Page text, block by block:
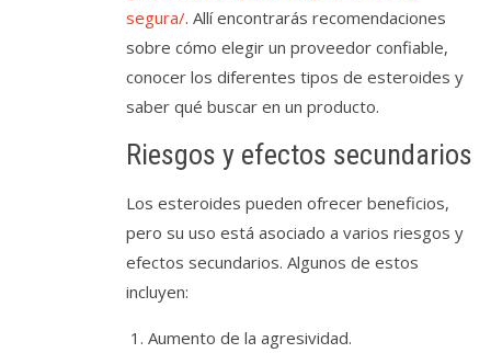
segura/. Allí encontrarás recomendaciones
sobre cómo elegir un proveedor confiable,
conocer los diferentes tipos de esteroides y
saber qué buscar en un producto.
Riesgos y efectos secundarios
Los esteroides pueden ofrecer beneficios,
pero su uso está asociado a varios riesgos y
efectos secundarios. Algunos de estos
incluyen:
Aumento de la agresividad.